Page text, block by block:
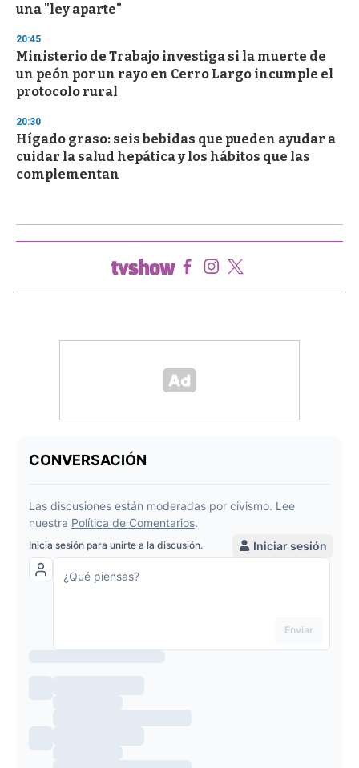
una "ley aparte"
20:45
Ministerio de Trabajo investiga si la muerte de
un peón por un rayo en Cerro Largo incumple el
protocolo rural
20:30
Hígado graso: seis bebidas que pueden ayudar a
cuidar la salud hepática y los hábitos que las
complementan